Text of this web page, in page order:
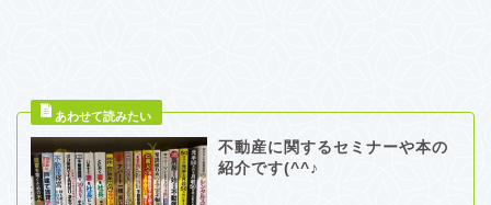
不動産に関するセミナーや本の
紹介です(^^♪